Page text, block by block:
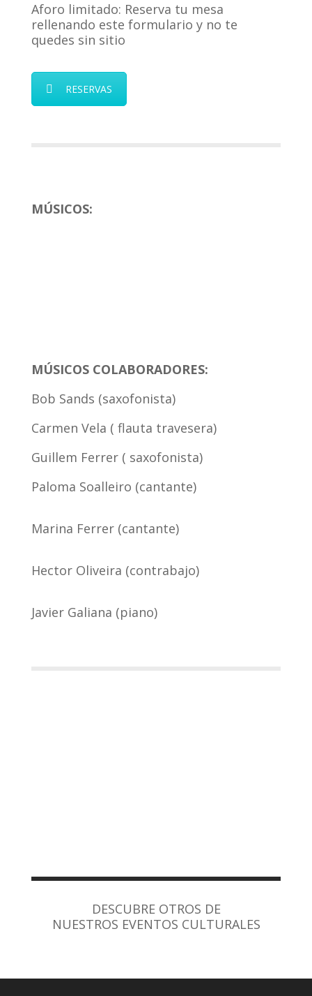
Aforo limitado: Reserva tu mesa
rellenando este formulario y no te
quedes sin sitio
RESERVAS
MÚSICOS:
MÚSICOS COLABORADORES:
Bob Sands (saxofonista)
Carmen Vela ( flauta travesera)
Guillem Ferrer ( saxofonista)
Paloma Soalleiro (cantante)
Marina Ferrer (cantante)
Hector Oliveira (contrabajo)
Javier Galiana (piano)
DESCUBRE OTROS DE
NUESTROS EVENTOS CULTURALES